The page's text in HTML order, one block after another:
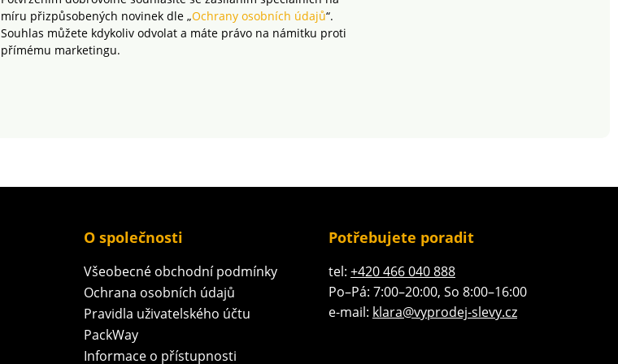
volně na vzduchu.
míru přizpůsobených novinek dle „Ochrany osobních údajů“.
Souhlas můžete kdykoliv odvolat a máte právo na námitku proti
přímému marketingu.
O společnosti
Všeobecné obchodní podmínky
Ochrana osobních údajů
Pravidla uživatelského účtu
PackWay
Informace o přístupnosti
Potřebujete poradit
tel: +420 466 040 888
Po–Pá: 7:00–20:00, So 8:00–16:00
e-mail: klara@vyprodej-slevy.cz